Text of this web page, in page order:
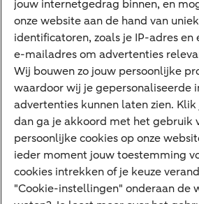
Apple Pay
Google Pay
Veilig bankieren
Meest gezocht
Hypotheek berekenen
E.dentifier
Jaaroverzicht
Rood staan
jouw internetgedrag binnen, en
onze website aan de hand van
identificatoren, zoals je IP-adres en
e-mailadres om advertenties
Wij bouwen zo jouw persoonlijke
waardoor wij je gepersonaliseerde
advertenties kunnen laten zien.
dan ga je akkoord met het gebruik
persoonlijke cookies op onze
ieder moment jouw toestemming
cookies intrekken of je keuze
"Cookie-instellingen" onderaan de